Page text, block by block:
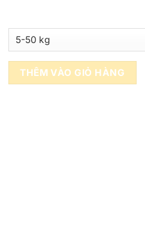
THÊM VÀO GIỎ HÀNG